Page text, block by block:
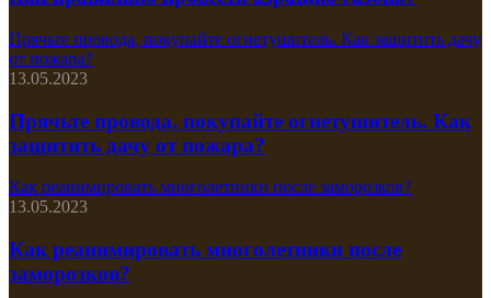
Прячьте провода, покупайте огнетушитель. Как защитить дачу
от пожара?
13.05.2023
Прячьте провода, покупайте огнетушитель. Как
защитить дачу от пожара?
Как реанимировать многолетники после заморозков?
13.05.2023
Как реанимировать многолетники после
заморозков?